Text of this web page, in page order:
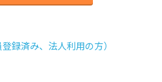
録済み、法人利用の方）